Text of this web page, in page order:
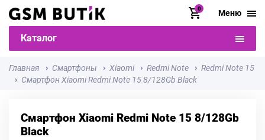
0 Меню
Каталог
Главная Смартфоны Xiaomi Redmi Note
Redmi Note 15
Смартфон Xiaomi Redmi Note 15 8/128Gb Black
Смартфон Xiaomi Redmi Note 15 8/128Gb
Black